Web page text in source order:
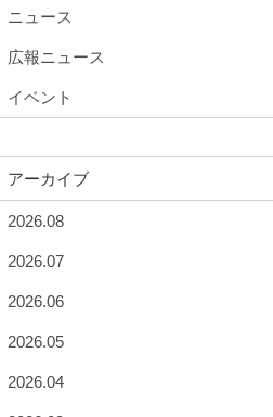
ニュース
広報ニュース
イベント
アーカイブ
2026.08
2026.07
2026.06
2026.05
2026.04